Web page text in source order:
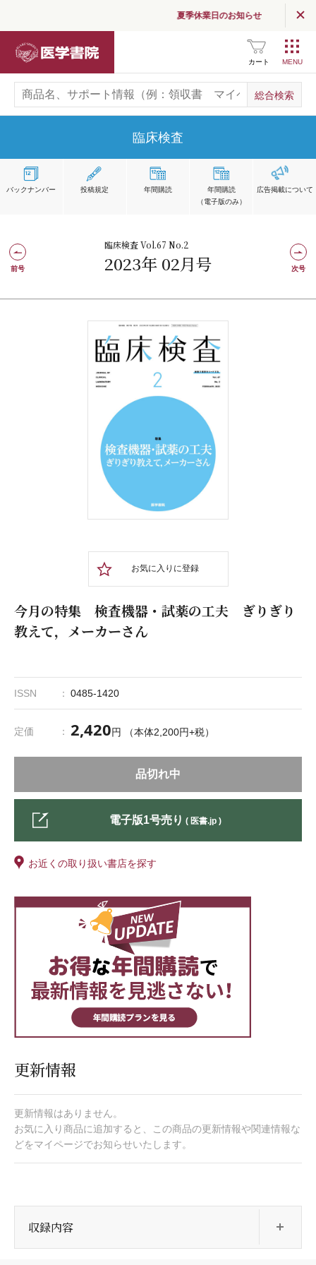
夏季休業日のお知らせ
カート
臨床検査
バックナンバー 投稿規定 年間購読
年間購読
（電子版のみ）
広告掲載について
臨床検査 Vol.67 No.2
2023年 02月号
前号 次号
お気に入りに登録
今月の特集 検査機器・試薬の工夫 ぎりぎり
教えて，メーカーさん
ISSN 0485-1420
定価 2,420円 （本体2,200円+税）
品切れ中
電子版1号売り ( 医書.jp )
お近くの取り扱い書店を探す
更新情報
更新情報はありません。
お気に入り商品に追加すると、この商品の更新情報や関連情報な
どをマイページでお知らせいたします。
収録内容